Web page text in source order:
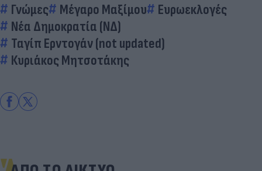
Γνώμες Μέγαρο Μαξίμου
Ευρωεκλογές
Νέα Δημοκρατία (ΝΔ)
Ταγίπ Ερντογάν (not updated)
Κυριάκος Μητσοτάκης